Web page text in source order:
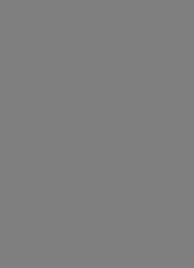
4:3)